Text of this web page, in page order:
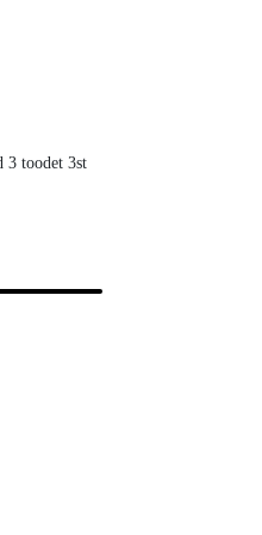
3 toodet 3st